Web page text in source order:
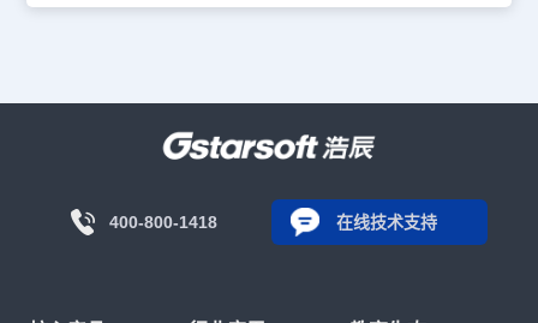
400-800-1418 在线技术支持